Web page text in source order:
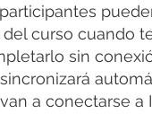
curso cuando
sin
a conectarse a